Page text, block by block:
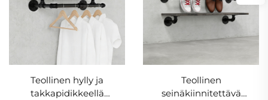
Teollinen hylly ja
takkapidikkeellä
Teollinen
seinäkiinnitettävä